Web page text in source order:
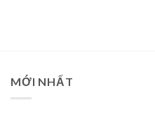
MỚI NHẤT